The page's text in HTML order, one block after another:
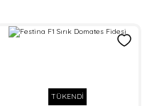
TÜKENDİ